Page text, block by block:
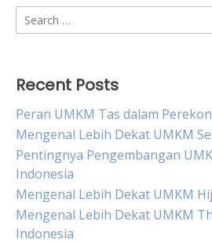
Search
for:
Recent Posts
Peran UMKM Tas dalam
Mengenal Lebih Dekat UMKM
Pentingnya Pengembangan
Indonesia
Mengenal Lebih Dekat UMKM
Mengenal Lebih Dekat UMKM
Indonesia